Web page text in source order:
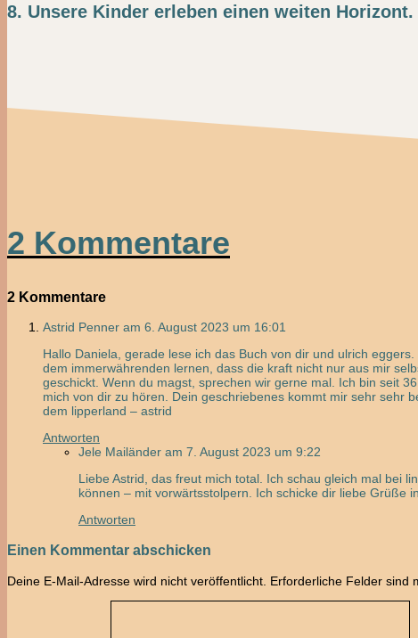
8. Unsere Kinder erleben einen weiten Horizont.
2 Kommentare
2 Kommentare
Astrid Penner am 6. August 2023 um 16:01
Hallo Daniela, gerade lese ich das Buch von dir und ulrich
dem immerwährenden lernen, dass die kraft nicht nur aus mir
geschickt. Wenn du magst, sprechen wir gerne mal. Ich bin seit
mich von dir zu hören. Dein geschriebenes kommt mir sehr sehr
dem lipperland – astrid
Antworten
Jele Mailänder am 7. August 2023 um 9:22
Liebe Astrid, das freut mich total. Ich schau gleich mal bei
können – mit vorwärtsstolpern. Ich schicke dir liebe Grüße
Antworten
Einen Kommentar abschicken
Deine E-Mail-Adresse wird nicht veröffentlicht. Erforderliche Felder sind